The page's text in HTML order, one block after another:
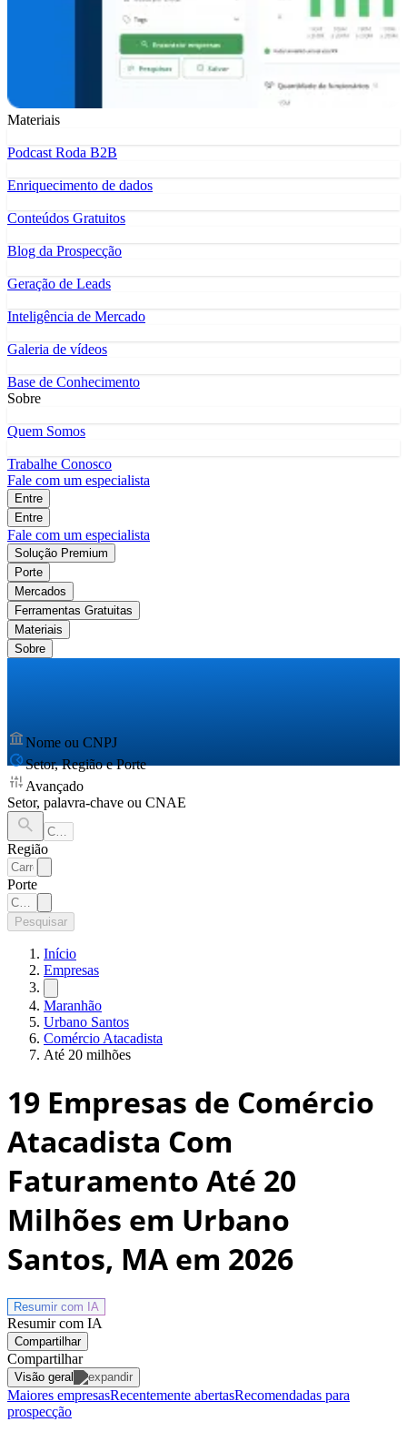
Materiais
Podcast Roda B2B
Enriquecimento de dados
Conteúdos Gratuitos
Blog da Prospecção
Geração de Leads
Inteligência de Mercado
Galeria de vídeos
Base de Conhecimento
Sobre
Quem Somos
Trabalhe Conosco
Fale com um especialista
Entre
Entre
Fale com um especialista
Solução Premium
Porte
Mercados
Ferramentas Gratuitas
Materiais
Sobre
Nome ou CNPJ
Setor, Região e Porte
Avançado
Setor, palavra-chave ou CNAE
Região
Porte
Pesquisar
Início
Empresas
Maranhão
Urbano Santos
Comércio Atacadista
Até 20 milhões
19 Empresas de Comércio
Atacadista Com
Faturamento Até 20
Milhões em Urbano
Santos, MA em 2026
Resumir com IA
Resumir com IA
Compartilhar
Compartilhar
Visão geral
Maiores empresasRecentemente abertasRecomendadas para
prospecção